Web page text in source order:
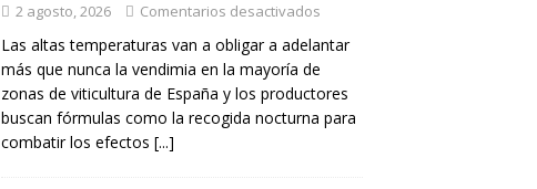
2 agosto, 2026 Comentarios desactivados
Las altas temperaturas van a obligar a adelantar
más que nunca la vendimia en la mayoría de
zonas de viticultura de España y los productores
buscan fórmulas como la recogida nocturna para
combatir los efectos [...]